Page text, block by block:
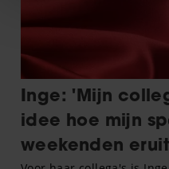
personaliseren, om
informatie over uw
partners voor social
partners kunnen deze
informatie die u aan ze
verzameld op basis van